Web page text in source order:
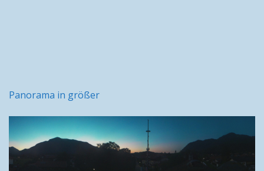
Panorama in größer